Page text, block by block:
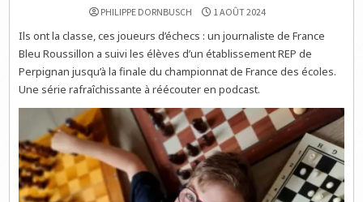
PHILIPPE DORNBUSCH 1 AOÛT 2024
Ils ont la classe, ces joueurs d’échecs : un journaliste de France
Bleu Roussillon a suivi les élèves d’un établissement REP de
Perpignan jusqu’à la finale du championnat de France des écoles.
Une série rafraîchissante à réécouter en podcast.